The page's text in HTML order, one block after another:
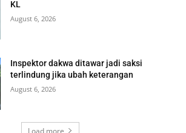
KL
August 6, 2026
Inspektor dakwa ditawar jadi saksi
terlindung jika ubah keterangan
August 6, 2026
Load more